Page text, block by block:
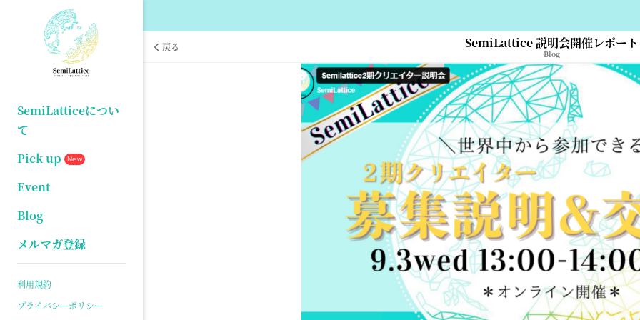
SemiLatticeについ
て
Pick up
New
Event
Blog
メルマガ登録
利用規約
プライバシーポリシー
戻る SemiLattice 説明会開催レポート
Blog